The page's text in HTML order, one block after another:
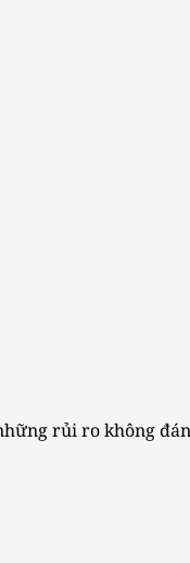
rủi ro không